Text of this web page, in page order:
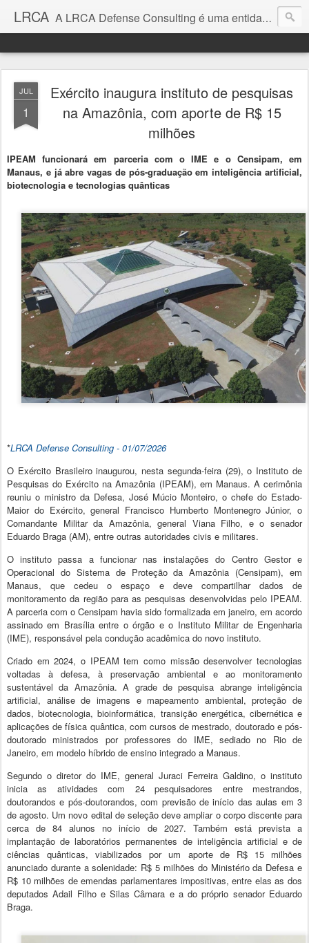
LRCA A LRCA Defense Consulting é uma entidade sem fins lucrativos que se dedica a produzir e divulgar notícias e análises sobre as Empresas de Defesa. Não somos jornalistas e nem este é um blog jornalístico.
JUL
1
Exército inaugura instituto de pesquisas
na Amazônia, com aporte de R$ 15
milhões
IPEAM funcionará em parceria com o IME e o Censipam, em
Manaus, e já abre vagas de pós-graduação em inteligência artificial,
biotecnologia e tecnologias quânticas
*LRCA Defense Consulting - 01/07/2026
O Exército Brasileiro inaugurou, nesta segunda-feira (29), o Instituto de
Pesquisas do Exército na Amazônia (IPEAM), em Manaus. A cerimônia
reuniu o ministro da Defesa, José Múcio Monteiro, o chefe do Estado-
Maior do Exército, general Francisco Humberto Montenegro Júnior, o
Comandante Militar da Amazônia, general Viana Filho, e o senador
Eduardo Braga (AM), entre outras autoridades civis e militares.
O instituto passa a funcionar nas instalações do Centro Gestor e
Operacional do Sistema de Proteção da Amazônia (Censipam), em
Manaus, que cedeu o espaço e deve compartilhar dados de
monitoramento da região para as pesquisas desenvolvidas pelo IPEAM.
A parceria com o Censipam havia sido formalizada em janeiro, em acordo
assinado em Brasília entre o órgão e o Instituto Militar de Engenharia
(IME), responsável pela condução acadêmica do novo instituto.
Criado em 2024, o IPEAM tem como missão desenvolver tecnologias
voltadas à defesa, à preservação ambiental e ao monitoramento
sustentável da Amazônia. A grade de pesquisa abrange inteligência
artificial, análise de imagens e mapeamento ambiental, proteção de
dados, biotecnologia, bioinformática, transição energética, cibernética e
aplicações de física quântica, com cursos de mestrado, doutorado e pós-
doutorado ministrados por professores do IME, sediado no Rio de
Janeiro, em modelo híbrido de ensino integrado a Manaus.
Segundo o diretor do IME, general Juraci Ferreira Galdino, o instituto
inicia as atividades com 24 pesquisadores entre mestrandos,
doutorandos e pós-doutorandos, com previsão de início das aulas em 3
de agosto. Um novo edital de seleção deve ampliar o corpo discente para
cerca de 84 alunos no início de 2027. Também está prevista a
implantação de laboratórios permanentes de inteligência artificial e de
ciências quânticas, viabilizados por um aporte de R$ 15 milhões
anunciado durante a solenidade: R$ 5 milhões do Ministério da Defesa e
R$ 10 milhões de emendas parlamentares impositivas, entre elas as dos
deputados Adail Filho e Silas Câmara e a do próprio senador Eduardo
Braga.